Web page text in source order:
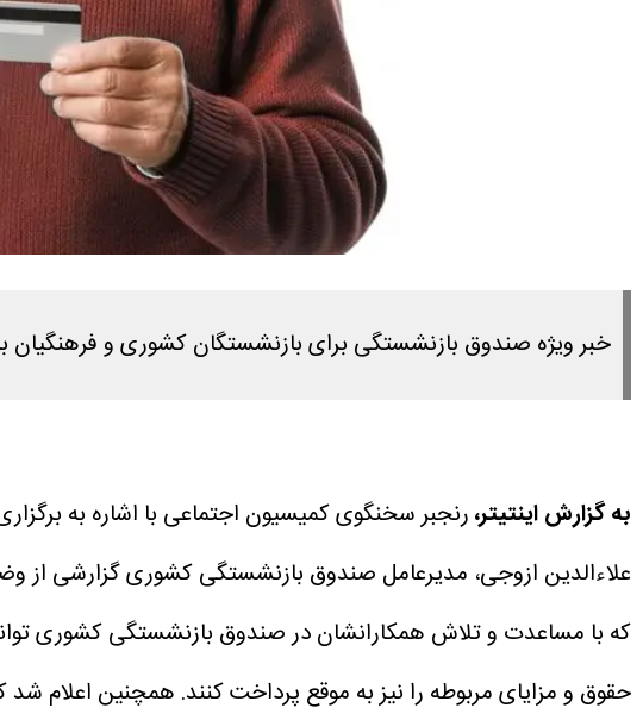
خبر ویژه صندوق بازنشستگی برای بازنشستگان کشوری و
به گزارش اینتیتر،رنجبر سخنگوی کمیسیون اجتماعی با اشاره به
علاءالدین ازوجی، مدیرعامل صندوق بازنشستگی کشوری گزارشی از
که با مساعدت و تلاش همکارانشان در صندوق بازنشستگی کشوری
حقوق و مزایای مربوطه را نیز به موقع پرداخت کنند. همچنین اعلام شد